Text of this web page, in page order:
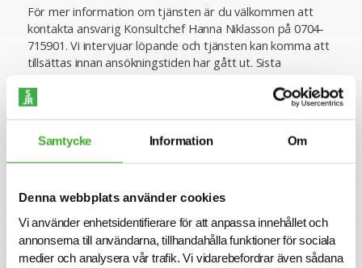
Samtycke Information Om
Denna webbplats använder cookies
Vi använder enhetsidentifierare för att anpassa innehållet och
annonserna till användarna, tillhandahålla funktioner för sociala
medier och analysera vår trafik. Vi vidarebefordrar även sådana
För mer information om tjänsten är du välkommen att
kontakta ansvarig Konsultchef Hanna Niklasson på 0704-
715901. Vi intervjuar löpande och tjänsten kan komma att
tillsättas innan ansökningstiden har gått ut. Sista
Varmt välkommen med din ansökan!
perfekta förutsättningar att utvecklas både inom din
yrkesroll och på ett personligt plan. Du får tillgång till vårt
stora nätverk av intressanta företag och uppdragsgivare
och därmed en unik möjlighet att ta din karriär till nästa
steg.